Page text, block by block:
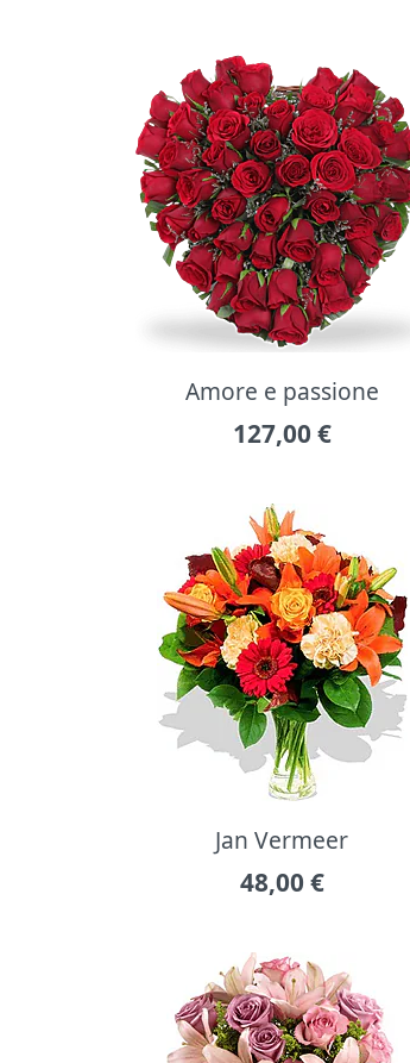
Amore e passione
127,00 €
Jan Vermeer
48,00 €